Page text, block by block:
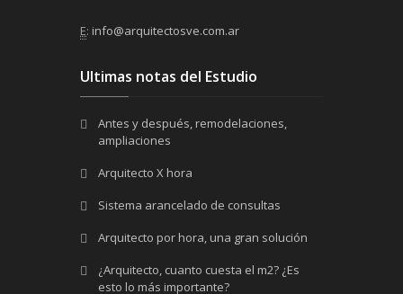
E: info@arquitectosve.com.ar
Ultimas notas del Estudio
Antes y después, remodelaciones,
ampliaciones
Arquitecto X hora
Sistema arancelado de consultas
Arquitecto por hora, una gran solución
¿Arquitecto, cuanto cuesta el m2? ¿Es
esto lo más importante?